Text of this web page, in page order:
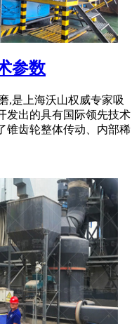
参数
,是上海沃山权威专家吸
发出的具有国际领先技术
锥齿轮整体传动、内部稀